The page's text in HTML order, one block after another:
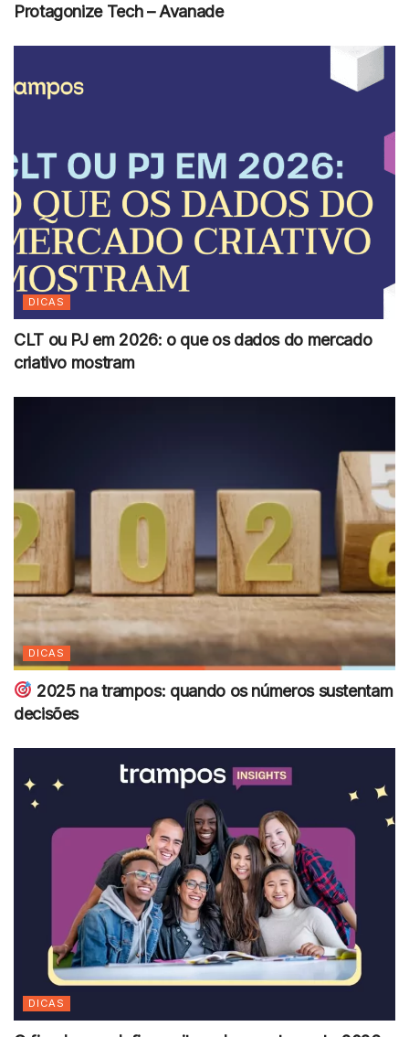
Protagonize Tech – Avanade
DICAS
CLT ou PJ em 2026: o que os dados do mercado
criativo mostram
DICAS
2025 na trampos: quando os números sustentam
decisões
DICAS